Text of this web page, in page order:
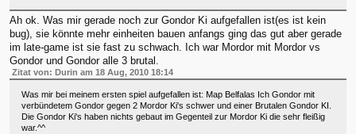
Ah ok. Was mir gerade noch zur Gondor Ki aufgefallen ist(es ist kein
bug), sie könnte mehr einheiten bauen anfangs ging das gut aber gerade
im late-game ist sie fast zu schwach. Ich war Mordor mit Mordor vs
Gondor und Gondor alle 3 brutal.
Zitat von: Durin am 18 Aug, 2010 18:14
Was mir bei meinem ersten spiel aufgefallen ist: Map Belfalas Ich Gondor mit
verbündetem Gondor gegen 2 Mordor Ki's schwer und einer Brutalen Gondor KI.
Die Gondor Ki's haben nichts gebaut im Gegenteil zur Mordor Ki die sehr fleißig
war.^^